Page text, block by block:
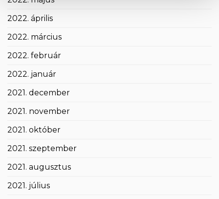
2022. április
2022. március
2022. február
2022. január
2021. december
2021. november
2021. október
2021. szeptember
2021. augusztus
2021. július